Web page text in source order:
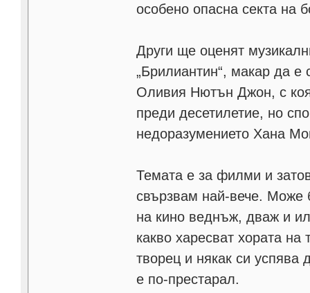
особено опасна секта на
Други ще оценят
„Брилиантин“, макар да
Оливия Нютън Джон, с
преди десетилетие, но
недоразумението Хана
Темата е за филми и
свързвам най-вече. Може
на кино веднъж, дваж и
какво харесват хората
творец и някак си успява
е по-престарал.